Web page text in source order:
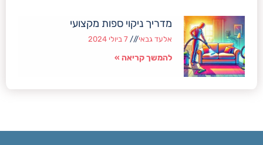
מדריך ניקוי ספות מקצועי
אלעד גבאי 7 ביולי 2024
להמשך קריאה »